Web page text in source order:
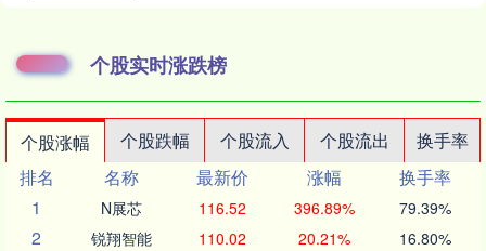
个股实时涨跌榜
个股涨幅 个股跌幅 个股流入 个股流出
换手率
排名
名称 最新价 涨幅
换手率
1
N展芯 116.52 396.89% 79.39%
2 锐翔智能 110.02 20.21% 16.80%